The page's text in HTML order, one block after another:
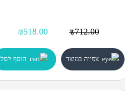
₪712.00
₪518.00
צפייה במוצר הוסף לסל